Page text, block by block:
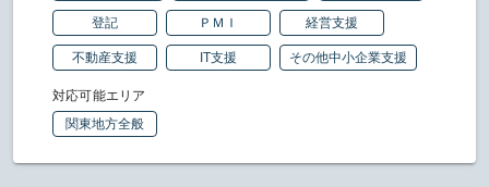
登記 ＰＭＩ 経営支援
不動産支援 IT支援 その他中小企業支援
対応可能エリア
関東地方全般